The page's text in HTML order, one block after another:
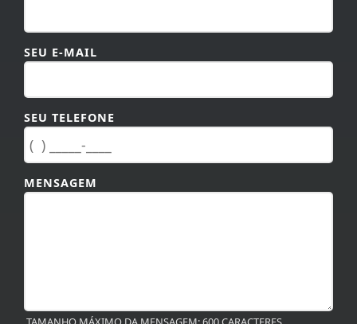
SEU E-MAIL
SEU TELEFONE
MENSAGEM